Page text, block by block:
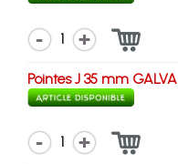
1
Pointes J 35 mm GALVA
1